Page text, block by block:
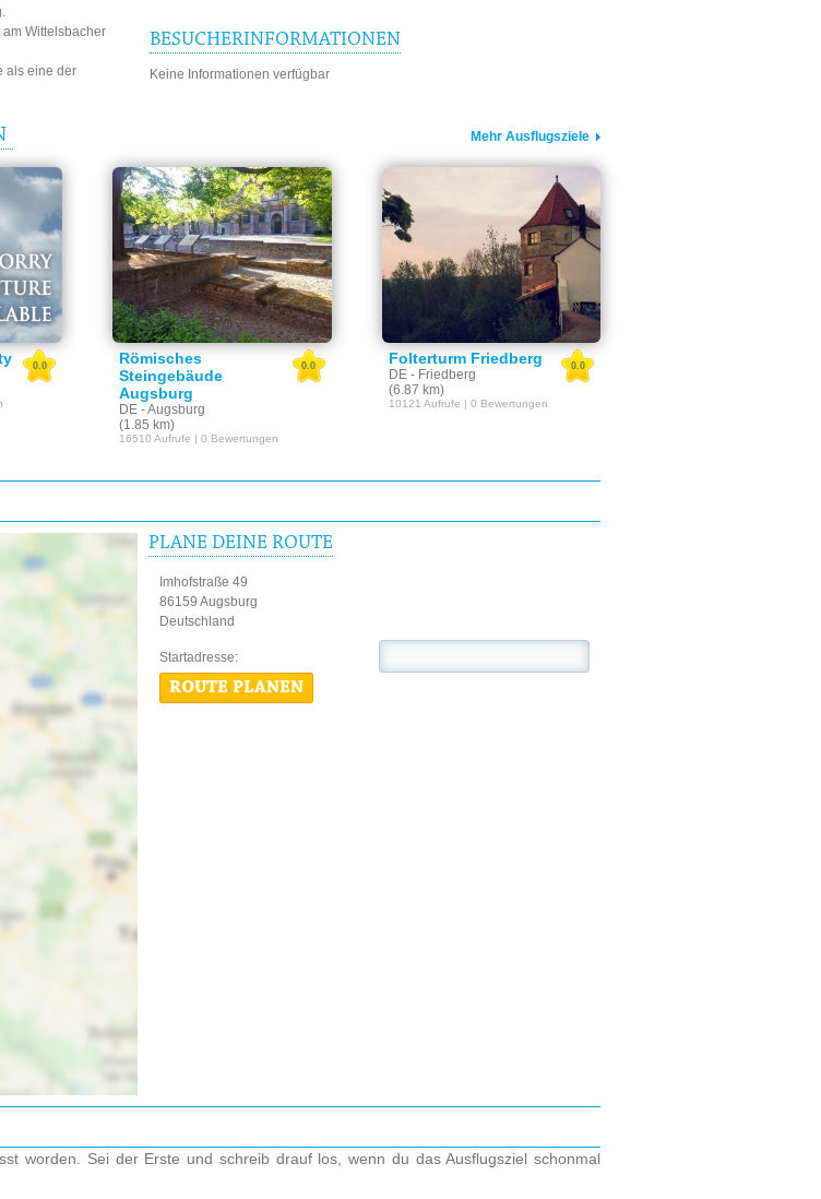
Wittelsbacher
als eine der
BESUCHERINFORMATIONEN
Keine Informationen verfügbar
Mehr Ausflugsziele
0.0
Römisches
Steingebäude
Augsburg
DE - Augsburg
(1.85 km)
0.0
16510 Aufrufe | 0 Bewertungen
Folterturm Friedberg
DE - Friedberg
(6.87 km)
0.0
10121 Aufrufe | 0 Bewertungen
PLANE DEINE ROUTE
Imhofstraße 49
86159 Augsburg
Deutschland
Startadresse:
ROUTE PLANEN
worden. Sei der Erste und schreib drauf los, wenn du das Ausflugsziel schonmal